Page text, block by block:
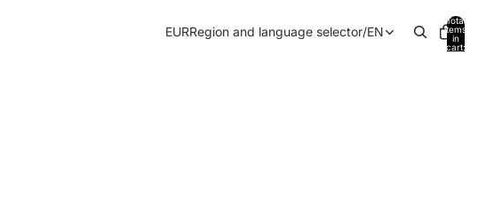
EURRegion and language selector/EN
Total
items
in
cart: